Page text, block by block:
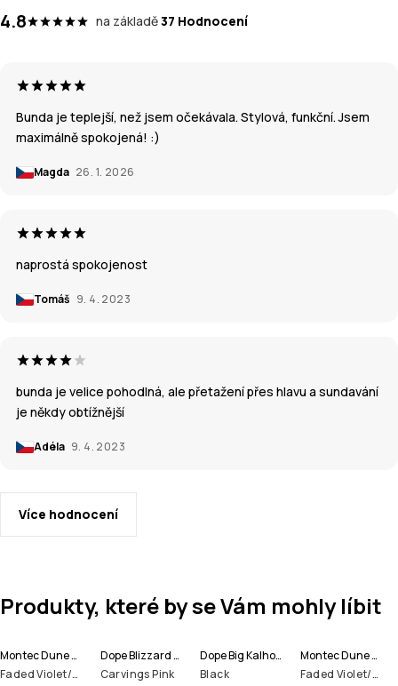
4.8 na základě37 Hodnocení
Bunda je teplejší, než jsem očekávala. Stylová, funkční. Jsem
maximálně spokojená! :)
Magda 26. 1. 2026
naprostá spokojenost
Tomáš 9. 4. 2023
bunda je velice pohodlná, ale přetažení přes hlavu a sundavání
je někdy obtížnější
Adéla 9. 4. 2023
Více hodnocení
Produkty, které by se Vám mohly líbit
Montec Dune W Lyžařská Bunda Dámské
Faded Violet/Black/Dark Blue
Dope Blizzard W Bunda na Snowboard Dámské
Carvings Pink
Dope Big Kalhoty na Snowboard Pánské
Black
Montec Dune W Bunda na Snowboard Dámské
Faded Violet/Black/Dark Blue